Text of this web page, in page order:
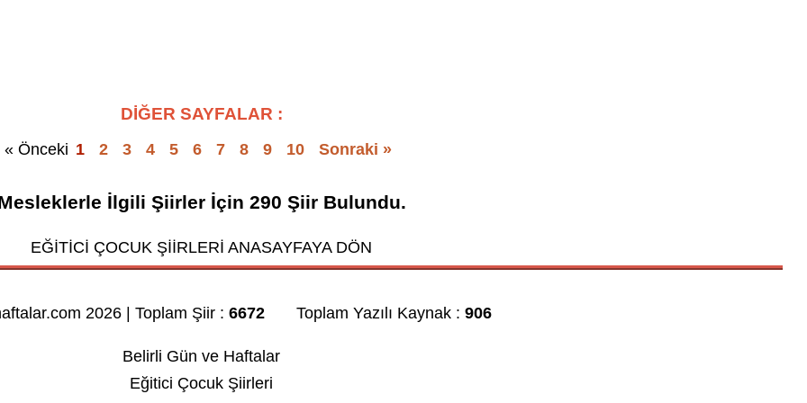
DİĞER SAYFALAR :
« Önceki 1 2 3 4 5 6 7 8 9 10 Sonraki »
İlgili Şiirlerİçin 290 Şiir Bulundu.
EĞİTİCİ ÇOCUK ŞİİRLERİ ANASAYFAYA DÖN
2026 | Toplam Şiir :6672 Toplam Yazılı Kaynak :906
Belirli Gün ve Haftalar
Eğitici Çocuk Şiirleri